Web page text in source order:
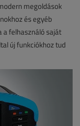
megoldások
és egyéb
a felhasználó saját
új funkciókhoz tud